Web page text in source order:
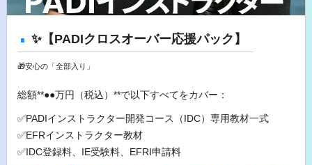
✨【PADIクロスオーバー応援パック】
🎁安心の「全部入り」
総額**●●万円（税込）**で以下すべてをカバー：
✅PADIインストラクター開発コース（IDC）専用教材一式
✅EFRインストラクター教材
✅IDC登録料、IE受験料、EFRI申請料